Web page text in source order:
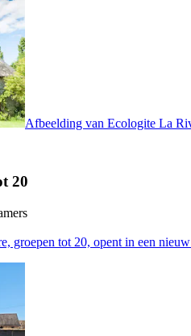
Afbeelding van Ecologite La
20
groepen tot 20, opent in een